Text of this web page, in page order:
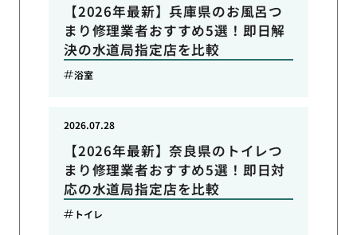
【2026年最新】兵庫県のお風呂つ
まり修理業者おすすめ5選！即日解
決の水道局指定店を比較
浴室
【2026年最新】奈良県のトイレつ
まり修理業者おすすめ5選！即日対
応の水道局指定店を比較
2026.07.28
トイレ